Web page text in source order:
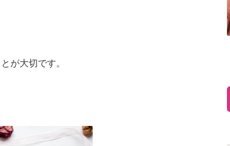
が大切です。